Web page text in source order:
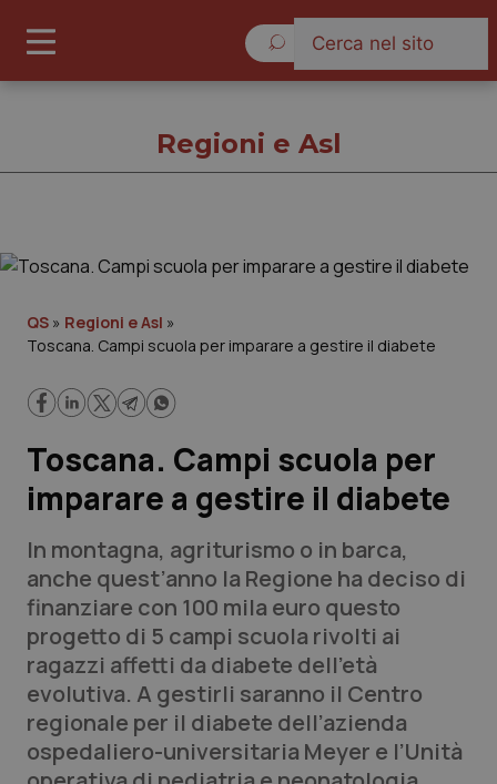
Cronache
Lavoro e Professioni
Scienza e Farmaci
Studi e Analisi
Lettere al direttore
Edizioni Regionali
Regioni e Asl
QS » Regioni e Asl »
Toscana. Campi scuola per imparare a gestire il diabete
Toscana. Campi scuola per
imparare a gestire il diabete
In montagna, agriturismo o in barca,
anche quest’anno la Regione ha deciso di
finanziare con 100 mila euro questo
progetto di 5 campi scuola rivolti ai
ragazzi affetti da diabete dell’età
evolutiva. A gestirli saranno il Centro
regionale per il diabete dell’azienda
ospedaliero-universitaria Meyer e l’Unità